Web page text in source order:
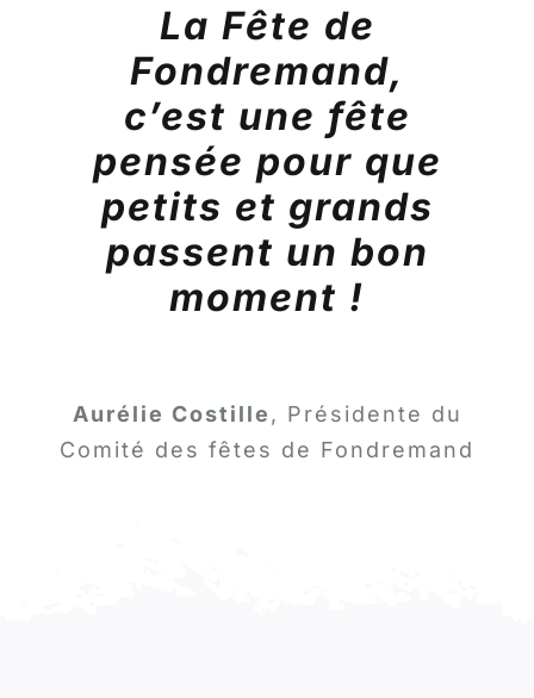
La Fête de
Fondremand,
c’est une fête
pensée pour que
petits et grands
passent un bon
moment !
Aurélie Costille, Présidente du
Comité des fêtes de Fondremand